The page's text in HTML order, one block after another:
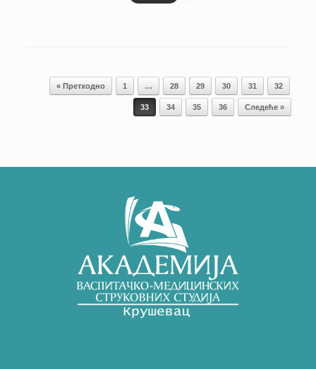
Кретање чланака
« Претходно 1 … 28 29 30 31 32
33 34 35 36 Следеће »